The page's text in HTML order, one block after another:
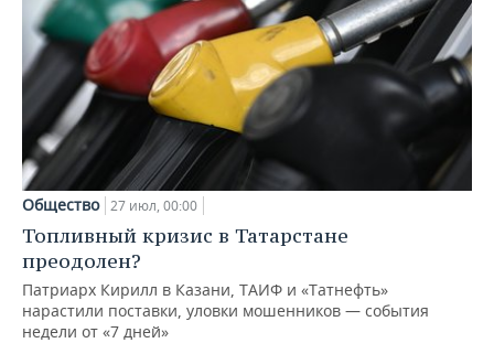
Общество 27 июл, 00:00
Топливный кризис в Татарстане
преодолен?
Патриарх Кирилл в Казани, ТАИФ и «Татнефть»
нарастили поставки, уловки мошенников — события
недели от «7 дней»